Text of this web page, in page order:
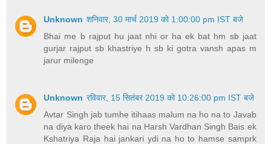
Unknown शनिवार, 30 मार्च 2019 को 1:00:00 pm IST बजे
Bhai me b rajput hu jaat nhi or ha ek bat hm sb jaat
gurjar rajput sb khastriye h sb ki gotra vansh apas m
jarur milenge
Unknown रविवार, 15 सितंबर 2019 को 10:26:00 pm IST बजे
Avtar Singh jab tumhe itihaas malum na ho na to Javab
na diya karo theek hai na Harsh Vardhan Singh Bais ek
Kshatriya Raja hai jankari ydi na ho to hamse samprk